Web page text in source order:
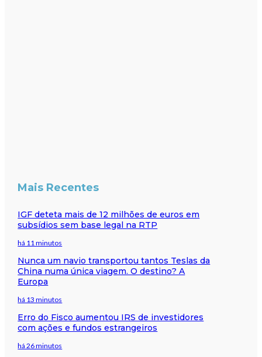
Mais Recentes
IGF deteta mais de 12 milhões de euros em
subsídios sem base legal na RTP
há 11 minutos
Nunca um navio transportou tantos Teslas da
China numa única viagem. O destino? A
Europa
há 13 minutos
Erro do Fisco aumentou IRS de investidores
com ações e fundos estrangeiros
há 26 minutos